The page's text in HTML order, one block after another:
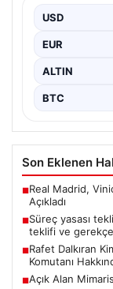
USD
EUR
ALTIN
BTC
Son Eklenen
■Real Madrid,
Açıkladı
■Süreç yasası
teklifi ve
■Rafet Dalkıran
Komutanı
■Açık Alan